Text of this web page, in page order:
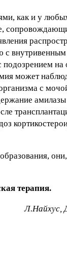
как и у
с
на
может
с
терапия.
Л.Найхус,